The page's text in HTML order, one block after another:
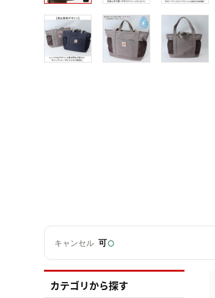
キャンセル 可○
カテゴリから探す